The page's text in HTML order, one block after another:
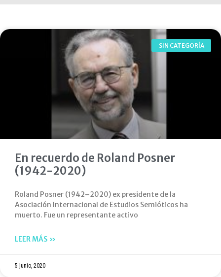
SIN CATEGORÍA
En recuerdo de Roland Posner
(1942-2020)
Roland Posner (1942–2020) ex presidente de la
Asociación Internacional de Estudios Semióticos ha
muerto. Fue un representante activo
LEER MÁS »
5 junio, 2020